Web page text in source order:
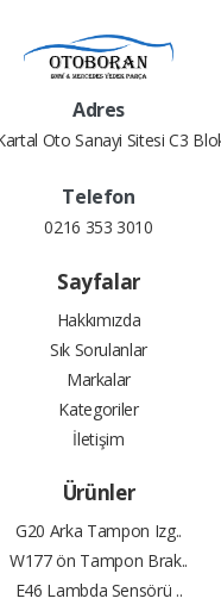
Adres
Oto Sanayi Sitesi C3
Telefon
0216 353 3010
Sayfalar
Hakkımızda
Sık Sorulanlar
Markalar
Kategoriler
İletişim
Ürünler
G20 Arka Tampon Izg..
W177 ön Tampon Brak..
E46 Lambda Sensörü ..